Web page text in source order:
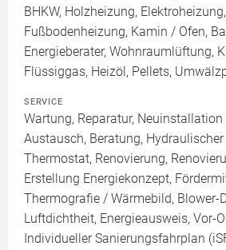
BHKW, Holzheizung,
Fußbodenheizung, Kamin / Ofen,
Energieberater, Wohnraumlüftung,
Flüssiggas, Heizöl, Pellets,
SERVICE
Wartung, Reparatur,
Austausch, Beratung,
Thermostat, Renovierung,
Erstellung Energiekonzept,
Thermografie / Wärmebild, Blower-
Luftdichtheit, Energieausweis, Vor-
Individueller Sanierungsfahrplan